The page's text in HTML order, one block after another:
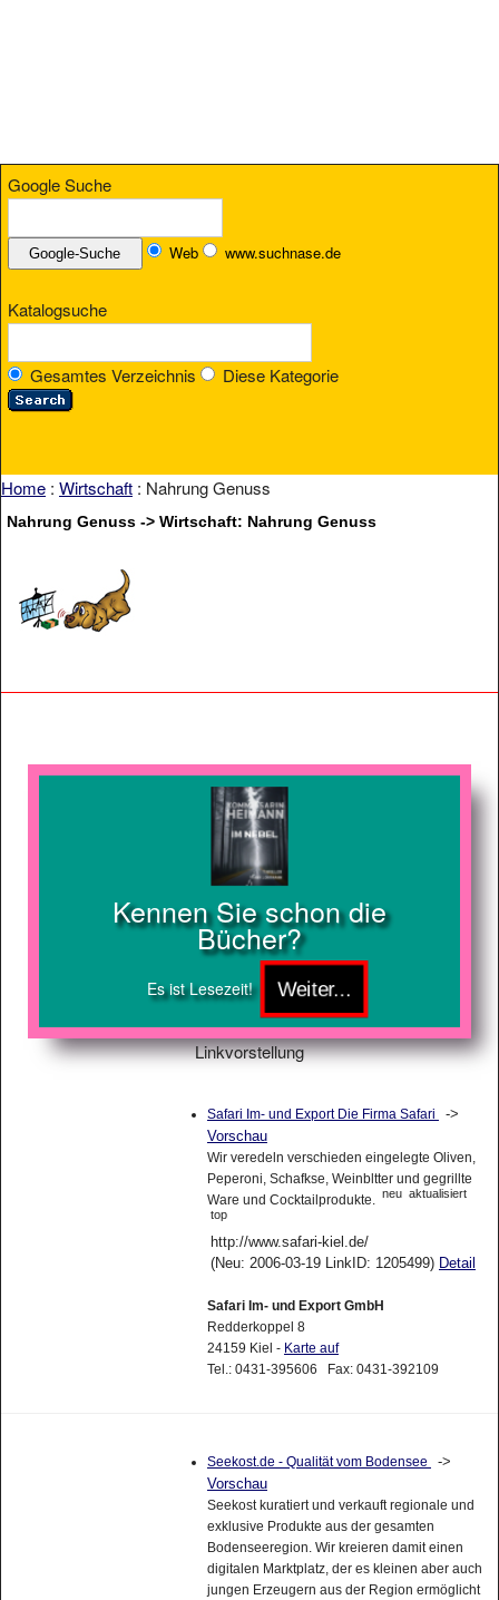
Google Suche
Web www.suchnase.de
Katalogsuche
Gesamtes Verzeichnis Diese Kategorie
Home : Wirtschaft : Nahrung Genuss
Nahrung Genuss -> Wirtschaft: Nahrung Genuss
Kennen Sie schon die
Bücher?
Es ist Lesezeit!
Linkvorstellung
Safari Im- und Export Die Firma Safari
->
Vorschau
Wir veredeln verschieden eingelegte Oliven,
Peperoni, Schafkse, Weinbltter und gegrillte
Ware und Cocktailprodukte.
neu aktualisiert
top
http://www.safari-kiel.de/
(Neu: 2006-03-19 LinkID: 1205499) Detail
Safari Im- und Export GmbH
Redderkoppel 8
24159 Kiel - Karte auf
Tel.: 0431-395606 Fax: 0431-392109
Seekost.de - Qualität vom Bodensee
->
Vorschau
Seekost kuratiert und verkauft regionale und
exklusive Produkte aus der gesamten
Bodenseeregion. Wir kreieren damit einen
digitalen Marktplatz, der es kleinen aber auch
jungen Erzeugern aus der Region ermöglicht